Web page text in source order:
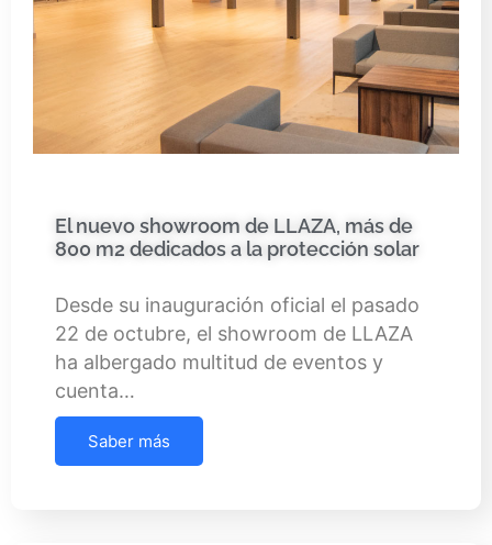
El nuevo showroom de LLAZA, más de
800 m2 dedicados a la protección solar
Desde su inauguración oficial el pasado
22 de octubre, el showroom de LLAZA
ha albergado multitud de eventos y
cuenta…
Saber más